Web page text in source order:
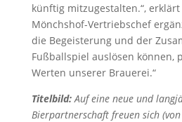
künftig mitzugestalten.“,
Mönchshof-Vertriebschef
die Begeisterung und der
Fußballspiel auslösen können,
Werten unserer Brauerei.“
Titelbild:Auf eine neue und
Bierpartnerschaft freuen sich